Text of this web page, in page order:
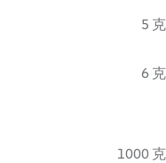
5 克
6 克
1000 克